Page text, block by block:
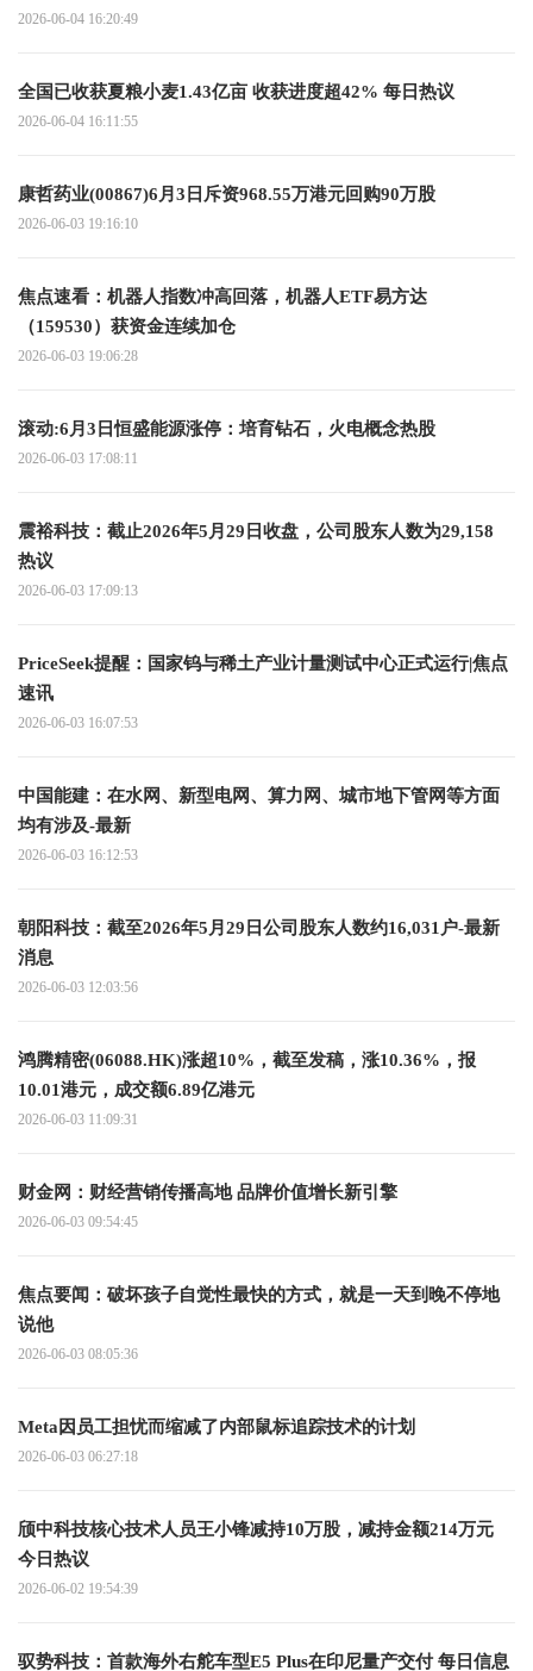
2026-06-04 16:20:49
全国已收获夏粮小麦1.43亿亩 收获进度超42% 每日热议
2026-06-04 16:11:55
康哲药业(00867)6月3日斥资968.55万港元回购90万股
2026-06-03 19:16:10
焦点速看：机器人指数冲高回落，机器人ETF易方达
（159530）获资金连续加仓
2026-06-03 19:06:28
滚动:6月3日恒盛能源涨停：培育钻石，火电概念热股
2026-06-03 17:08:11
震裕科技：截止2026年5月29日收盘，公司股东人数为29,158
热议
2026-06-03 17:09:13
PriceSeek提醒：国家钨与稀土产业计量测试中心正式运行|焦点
速讯
2026-06-03 16:07:53
中国能建：在水网、新型电网、算力网、城市地下管网等方面
均有涉及-最新
2026-06-03 16:12:53
朝阳科技：截至2026年5月29日公司股东人数约16,031户-最新
消息
2026-06-03 12:03:56
鸿腾精密(06088.HK)涨超10%，截至发稿，涨10.36%，报
10.01港元，成交额6.89亿港元
2026-06-03 11:09:31
财金网：财经营销传播高地 品牌价值增长新引擎
2026-06-03 09:54:45
焦点要闻：破坏孩子自觉性最快的方式，就是一天到晚不停地
说他
2026-06-03 08:05:36
Meta因员工担忧而缩减了内部鼠标追踪技术的计划
2026-06-03 06:27:18
颀中科技核心技术人员王小锋减持10万股，减持金额214万元
今日热议
2026-06-02 19:54:39
驭势科技：首款海外右舵车型E5 Plus在印尼量产交付 每日信息